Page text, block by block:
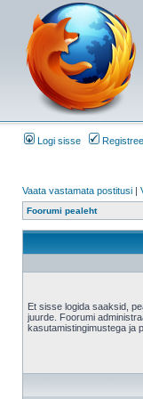
Logi sisse
Vaata vastamata postitusi |
Foorumi pealeht
Et sisse logida saaksid,
juurde. Foorumi
kasutamistingimustega ja